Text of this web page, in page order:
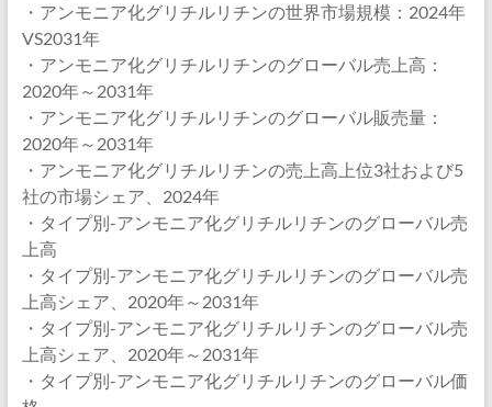
・アンモニア化グリチルリチンの世界市場規模：2024年
VS2031年
・アンモニア化グリチルリチンのグローバル売上高：
2020年～2031年
・アンモニア化グリチルリチンのグローバル販売量：
2020年～2031年
・アンモニア化グリチルリチンの売上高上位3社および5
社の市場シェア、2024年
・タイプ別-アンモニア化グリチルリチンのグローバル売
上高
・タイプ別-アンモニア化グリチルリチンのグローバル売
上高シェア、2020年～2031年
・タイプ別-アンモニア化グリチルリチンのグローバル売
上高シェア、2020年～2031年
・タイプ別-アンモニア化グリチルリチンのグローバル価